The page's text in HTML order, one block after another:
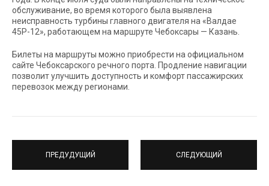
обслуживание, во время которого была выявлена
неисправность турбины главного двигателя на «Валдае
45Р-12», работающем на маршруте Чебоксары — Казань.
Билеты на маршруты можно приобрести на официальном
сайте Чебоксарского речного порта. Продление навигации
позволит улучшить доступность и комфорт пассажирских
перевозок между регионами.
ПРЕДУДУЩИЙ СЛЕДУЮЩИЙ